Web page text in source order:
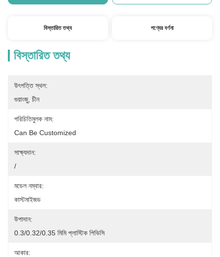
বিস্তারিত তথ্য পণ্যের বর্ণনা
বিস্তারিত তথ্য
উৎপত্তি স্থল:
গুয়াংজু, চীন
পরিচিতিমুলক নাম:
Can Be Customized
সাক্ষ্যদান:
/
মডেল নম্বার:
কাস্টমাইজড
উপাদান:
0.3/0.32/0.35 মিমি প্লাস্টিক পিভিসি
আকার: